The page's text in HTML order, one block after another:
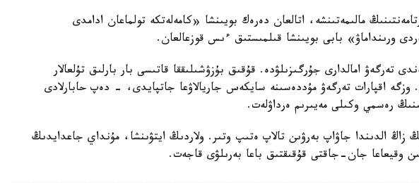
مالىمەتىنشە، اتالعان دەرەك بويىنشا «كامەلەتكە تولماعان ادامدى
ورىنداماۋ» بابى بويىنشا قىلمىستىق ءىس قوزعالعان.
تەرگەۋ امالدارى جۇرگىزىلۋدە. قۇقىق بۇزۋشىلىققا قاتىسى بار بارلىق تۇلعالار
وزگە اقپارات تەرگەۋ مۇددەسىنە سايكەس جاريالاۋعا جاتپايدى، - دەپ حابارلادى
رەسمي وكىلى مەيىرىم ەرداۋلەت.
زاڭ الدىندا جاۋاپ بەرۋىن تالاپ ەتىپ وتىر. ولاردىڭ ايتۋىنشا، مۇنداي جاعدايدىڭ
وقيعاعا جان-جاقتى قۇقىقتىق باعا بەرىلۋى قاجەت.